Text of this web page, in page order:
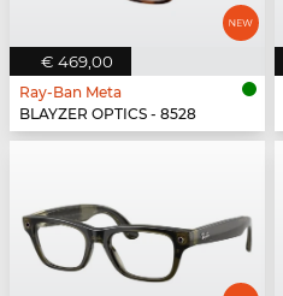
€ 469,00
Ray-Ban Meta
BLAYZER OPTICS - 8528